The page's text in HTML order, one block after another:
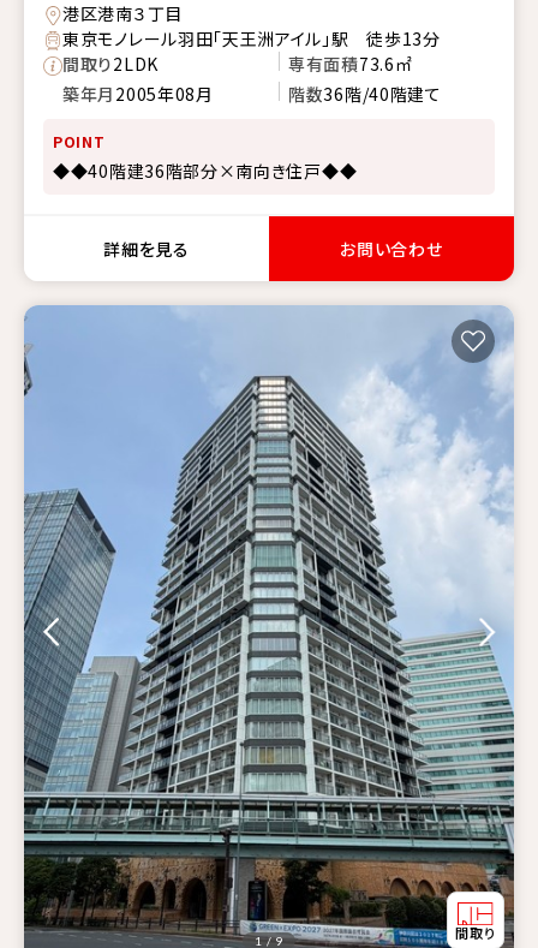
港区港南３丁目
東京モノレール羽田「天王洲アイル」駅 徒歩13分
間取り2LDK 専有面積73.6㎡
築年月 2005年08月 階数36階/40階建て
POINT
◆◆40階建36階部分×南向き住戸◆◆
詳細を見る お問い合わせ
1 / 9